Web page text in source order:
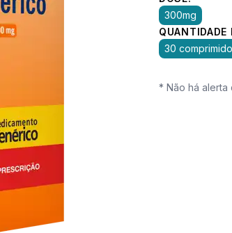
300mg
QUANTIDADE
30
* Não há